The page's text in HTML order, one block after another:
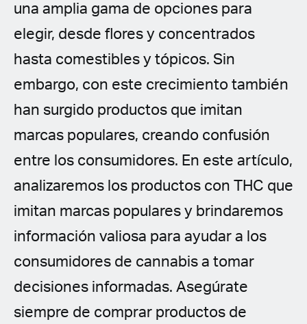
una amplia gama de opciones para
elegir, desde flores y concentrados
hasta comestibles y tópicos. Sin
embargo, con este crecimiento también
han surgido productos que imitan
marcas populares, creando confusión
entre los consumidores. En este artículo,
analizaremos los productos con THC que
imitan marcas populares y brindaremos
información valiosa para ayudar a los
consumidores de cannabis a tomar
decisiones informadas. Asegúrate
siempre de comprar productos de